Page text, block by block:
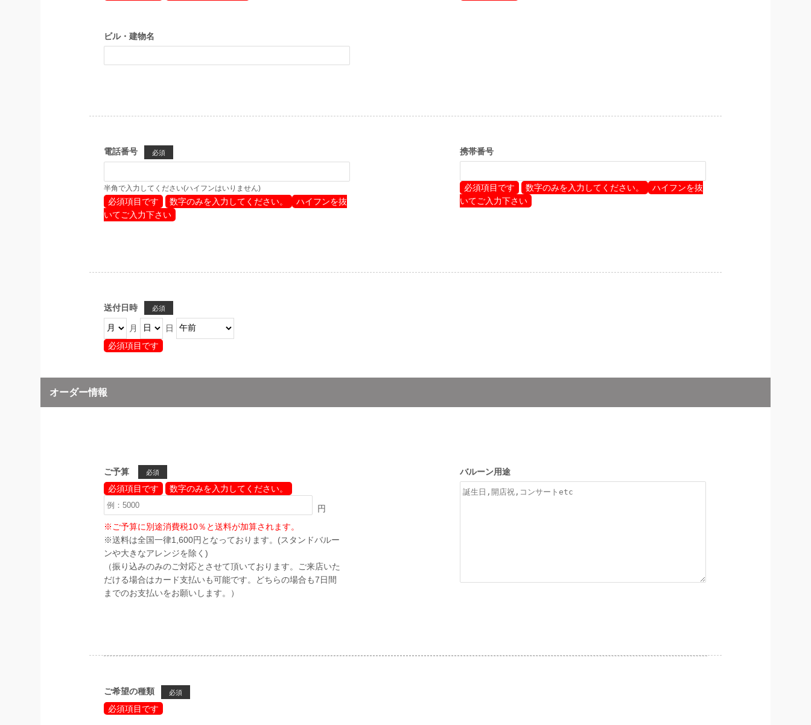
ビル・建物名
電話番号 必須
半角で入力してください(ハイフンはいりません)
必須項目です 数字のみを入力してください。
ハイフンを抜
いてご入力下さい
携帯番号
必須項目です 数字のみを入力してください。
ハイフンを抜
いてご入力下さい
送付日時 必須
月
日
必須項目です
オーダー情報
ご予算 必須
必須項目です 数字のみを入力してください。
円
※ご予算に別途消費税10％と送料が加算されます。
※送料は全国一律1,600円となっております。(スタンドバルー
ンや大きなアレンジを除く)
（振り込みのみのご対応とさせて頂いております。ご来店いた
だける場合はカード支払いも可能です。どちらの場合も7日間
までのお支払いをお願いします。）
バルーン用途
ご希望の種類 必須
必須項目です